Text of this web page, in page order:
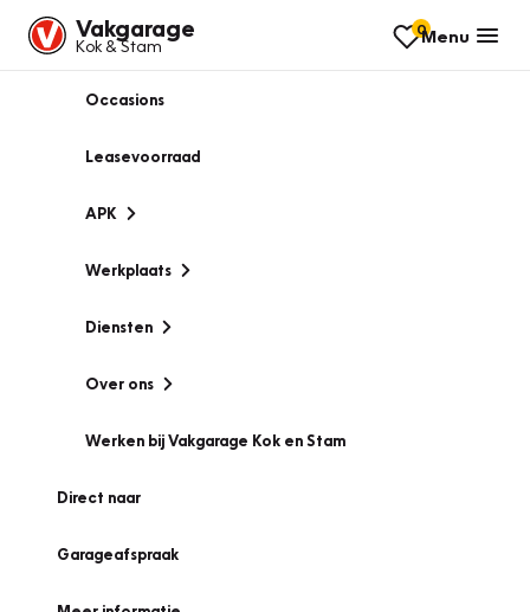
Vakgarage
Kok & Stam
0Menu
Occasions
Leasevoorraad
APK
Werkplaats
Diensten
Over ons
Werken bij Vakgarage Kok en Stam
Direct naar
Garageafspraak